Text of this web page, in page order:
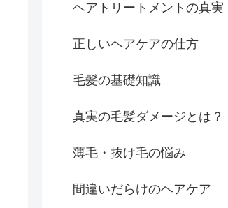
ヘアトリートメントの真実
正しいヘアケアの仕方
毛髪の基礎知識
真実の毛髪ダメージとは？
薄毛・抜け毛の悩み
間違いだらけのヘアケア